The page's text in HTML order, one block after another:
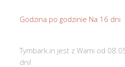
Godzina po godzinie Na 16 dni
Tymbark.in jest z Wami od
dni!